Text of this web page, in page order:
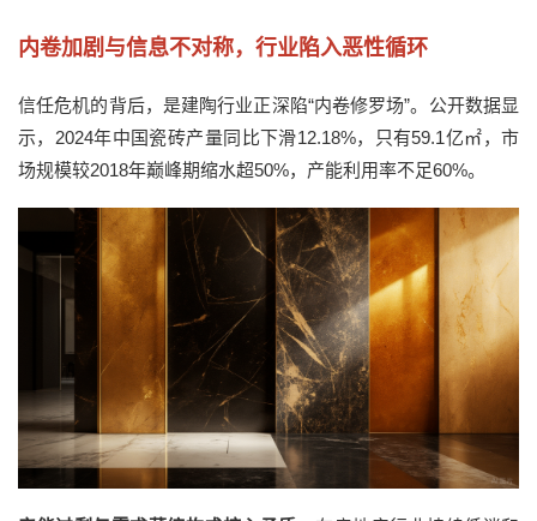
内卷加剧与信息不对称，行业陷入恶性循环
信任危机的背后，是建陶行业正深陷“内卷修罗场”。 公开数据显
示， 2024年中国瓷砖产量同比下滑12.18%， 只有59.1亿㎡，市
场规模较2018年巅峰期缩水超50%，产能利用率不足60%。